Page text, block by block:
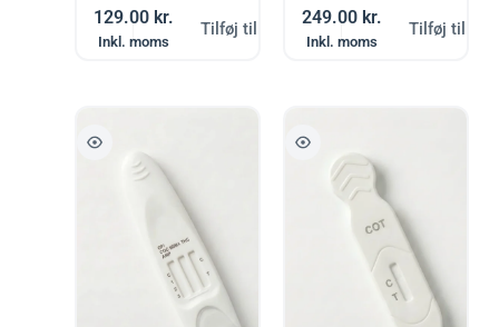
129.00 kr.
Inkl. moms
Tilføj til kurv
249.00 kr.
Inkl. moms
Tilføj til